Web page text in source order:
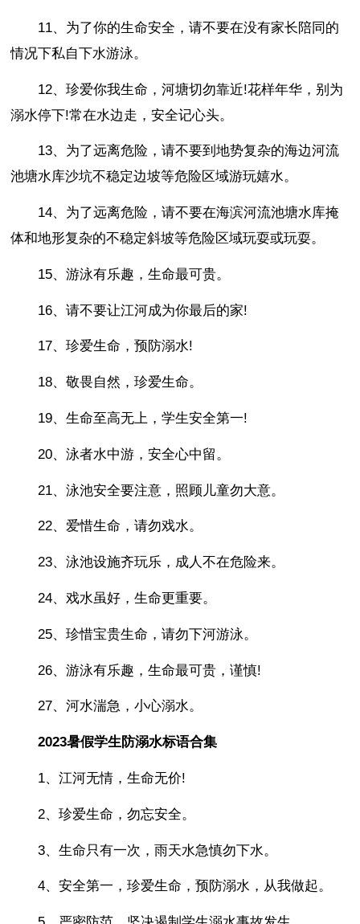
11、为了你的生命安全，请不要在没有家长陪同的
情况下私自下水游泳。
12、珍爱你我生命，河塘切勿靠近!花样年华，别为
溺水停下!常在水边走，安全记心头。
13、为了远离危险，请不要到地势复杂的海边河流
池塘水库沙坑不稳定边坡等危险区域游玩嬉水。
14、为了远离危险，请不要在海滨河流池塘水库掩
体和地形复杂的不稳定斜坡等危险区域玩耍或玩耍。
15、游泳有乐趣，生命最可贵。
16、请不要让江河成为你最后的家!
17、珍爱生命，预防溺水!
18、敬畏自然，珍爱生命。
19、生命至高无上，学生安全第一!
20、泳者水中游，安全心中留。
21、泳池安全要注意，照顾儿童勿大意。
22、爱惜生命，请勿戏水。
23、泳池设施齐玩乐，成人不在危险来。
24、戏水虽好，生命更重要。
25、珍惜宝贵生命，请勿下河游泳。
26、游泳有乐趣，生命最可贵，谨慎!
27、河水湍急，小心溺水。
2023暑假学生防溺水标语合集
1、江河无情，生命无价!
2、珍爱生命，勿忘安全。
3、生命只有一次，雨天水急慎勿下水。
4、安全第一，珍爱生命，预防溺水，从我做起。